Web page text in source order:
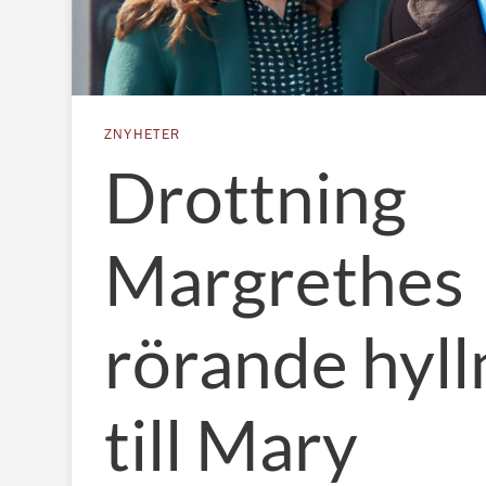
ZNYHETER
Drottning
Margrethes
rörande
till Mary